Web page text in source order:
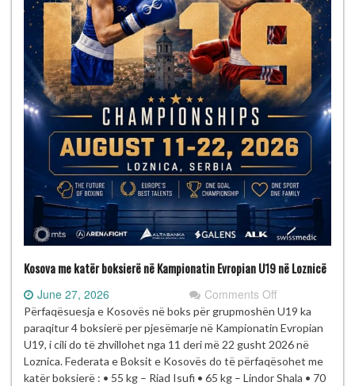
Kosova me katër boksierë në Kampionatin Evropian U19 në Loznicë
June 27, 2026 Comments Offon
Kosova
me
katër
boksierë
në
Përfaqësuesja e Kosovës në boks për grupmoshën U19 ka
paraqitur 4 boksierë per pjesëmarje në Kampionatin Evropian
U19, i cili do të zhvillohet nga 11 deri më 22 gusht 2026 në
Loznica. Federata e Boksit e Kosovës do të përfaqësohet me
katër boksierë : • 55 kg – Riad Isufi • 65 kg – Lindor Shala • 70